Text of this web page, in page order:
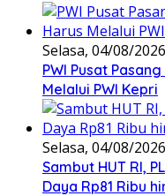
Selasa, 04/08/
PWI Pusat
Melalui PWI Kepri
Selasa, 04/08/
Sambut HUT RI,
Daya Rp81 Ribu